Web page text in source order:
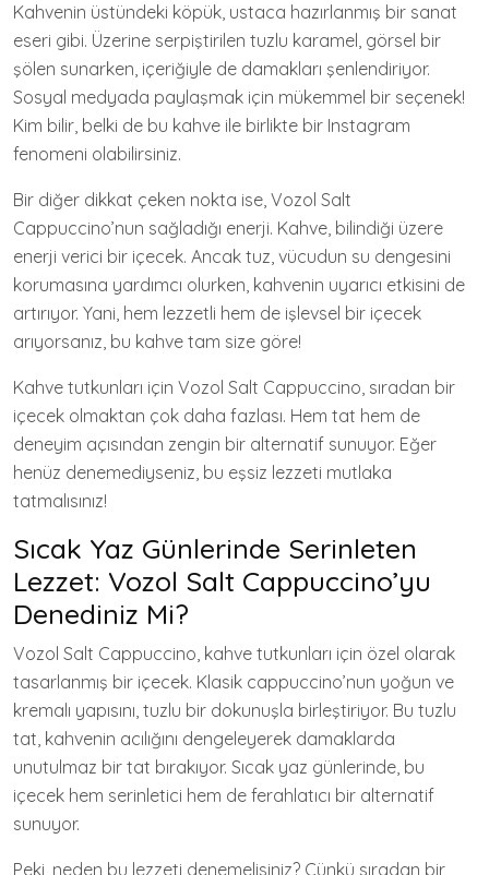
Kahvenin üstündeki köpük, ustaca hazırlanmış bir sanat
eseri gibi. Üzerine serpiştirilen tuzlu karamel, görsel bir
şölen sunarken, içeriğiyle de damakları şenlendiriyor.
Sosyal medyada paylaşmak için mükemmel bir seçenek!
Kim bilir, belki de bu kahve ile birlikte bir Instagram
fenomeni olabilirsiniz.
Bir diğer dikkat çeken nokta ise, Vozol Salt
Cappuccino’nun sağladığı enerji. Kahve, bilindiği üzere
enerji verici bir içecek. Ancak tuz, vücudun su dengesini
korumasına yardımcı olurken, kahvenin uyarıcı etkisini de
artırıyor. Yani, hem lezzetli hem de işlevsel bir içecek
arıyorsanız, bu kahve tam size göre!
Kahve tutkunları için Vozol Salt Cappuccino, sıradan bir
içecek olmaktan çok daha fazlası. Hem tat hem de
deneyim açısından zengin bir alternatif sunuyor. Eğer
henüz denemediyseniz, bu eşsiz lezzeti mutlaka
tatmalısınız!
Sıcak Yaz Günlerinde Serinleten
Lezzet: Vozol Salt Cappuccino’yu
Denediniz Mi?
Vozol Salt Cappuccino, kahve tutkunları için özel olarak
tasarlanmış bir içecek. Klasik cappuccino’nun yoğun ve
kremalı yapısını, tuzlu bir dokunuşla birleştiriyor. Bu tuzlu
tat, kahvenin acılığını dengeleyerek damaklarda
unutulmaz bir tat bırakıyor. Sıcak yaz günlerinde, bu
içecek hem serinletici hem de ferahlatıcı bir alternatif
sunuyor.
Peki, neden bu lezzeti denemelisiniz? Çünkü sıradan bir